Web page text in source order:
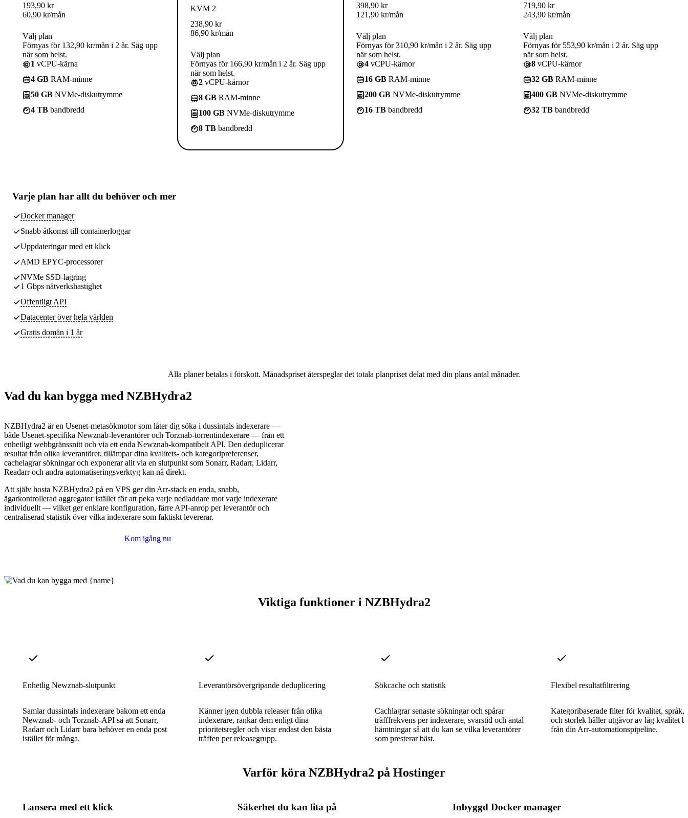
193,90 kr
60,90 kr/mån
Välj plan
Förnyas för 132,90 kr/mån i 2 år. Säg upp
när som helst.
1 vCPU-kärna
4 GB RAM-minne
50 GB NVMe-diskutrymme
4 TB bandbredd
KVM 2
238,90 kr
86,90 kr/mån
Välj plan
Förnyas för 166,90 kr/mån i 2 år. Säg upp
när som helst.
2 vCPU-kärnor
8 GB RAM-minne
100 GB NVMe-diskutrymme
8 TB bandbredd
398,90 kr
121,90 kr/mån
Välj plan
Förnyas för 310,90 kr/mån i 2 år. Säg upp
när som helst.
4 vCPU-kärnor
16 GB RAM-minne
200 GB NVMe-diskutrymme
16 TB bandbredd
719,90 kr
243,90 kr/mån
Välj plan
Förnyas för 553,90 kr/mån i 2 år. Säg upp
när som helst.
8 vCPU-kärnor
32 GB RAM-minne
400 GB NVMe-diskutrymme
32 TB bandbredd
Varje plan har allt du behöver och mer
Docker manager
Snabb åtkomst till containerloggar
Uppdateringar med ett klick
AMD EPYC-processorer
NVMe SSD-lagring
1 Gbps nätverkshastighet
Offentligt API
Datacenteröver hela världen
Gratis domän i 1 år
Alla planer betalas i förskott. Månadspriset återspeglar det totala planpriset delat med din plans antal månader.
Vad du kan bygga med NZBHydra2
NZBHydra2 är en Usenet-metasökmotor som låter dig söka i dussintals indexerare —
både Usenet-specifika Newznab-leverantörer och Torznab-torrentindexerare — från ett
enhetligt webbgränssnitt och via ett enda Newznab-kompatibelt API. Den deduplicerar
resultat från olika leverantörer, tillämpar dina kvalitets- och kategoripreferenser,
cachelagrar sökningar och exponerar allt via en slutpunkt som Sonarr, Radarr, Lidarr,
Readarr och andra automatiseringsverktyg kan nå direkt.
Att själv hosta NZBHydra2 på en VPS ger din Arr-stack en enda, snabb,
ägarkontrollerad aggregator istället för att peka varje nedladdare mot varje indexerare
individuellt — vilket ger enklare konfiguration, färre API-anrop per leverantör och
centraliserad statistik över vilka indexerare som faktiskt levererar.
Kom igång nu
Viktiga funktioner i NZBHydra2
Enhetlig Newznab-slutpunkt
Samlar dussintals indexerare bakom ett enda
Newznab- och Torznab-API så att Sonarr,
Radarr och Lidarr bara behöver en enda post
istället för många.
Leverantörsövergripande deduplicering
Känner igen dubbla releaser från olika
indexerare, rankar dem enligt dina
prioritetsregler och visar endast den bästa
träffen per releasegrupp.
Sökcache och statistik
Cachlagrar senaste sökningar och spårar
träfffrekvens per indexerare, svarstid och antal
hämtningar så att du kan se vilka leverantörer
som presterar bäst.
Flexibel resultatfiltrering
Kategoribaserade filter för kvalitet, språk,
och storlek håller utgåvor av låg kvalitet
från din Arr-automationspipeline.
Varför köra NZBHydra2 på Hostinger
Lansera med ett klick Säkerhet du kan lita på Inbyggd Docker manager